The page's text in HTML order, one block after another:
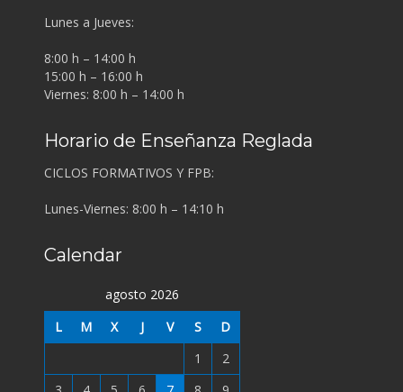
Lunes a Jueves:
8:00 h – 14:00 h
15:00 h – 16:00 h
Viernes: 8:00 h – 14:00 h
Horario de Enseñanza Reglada
CICLOS FORMATIVOS Y FPB:
Lunes-Viernes: 8:00 h – 14:10 h
Calendar
agosto 2026
L
M X J V S
D
1
2